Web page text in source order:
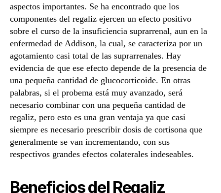
aspectos importantes. Se ha encontrado que los
componentes del regaliz ejercen un efecto positivo
sobre el curso de la insuficiencia suprarrenal, aun en la
enfermedad de Addison, la cual, se caracteriza por un
agotamiento casi total de las suprarrenales. Hay
evidencia de que ese efecto depende de la presencia de
una pequeña cantidad de glucocorticoide. En otras
palabras, si el probema está muy avanzado, será
necesario combinar con una pequeña cantidad de
regaliz, pero esto es una gran ventaja ya que casi
siempre es necesario prescribir dosis de cortisona que
generalmente se van incrementando, con sus
respectivos grandes efectos colaterales indeseables.
Beneficios del Regaliz